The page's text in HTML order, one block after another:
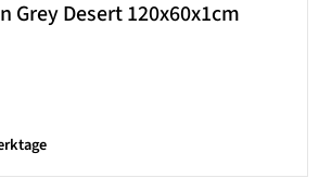
Grey Desert 120x60x1cm